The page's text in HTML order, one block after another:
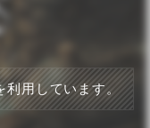
利用しています。